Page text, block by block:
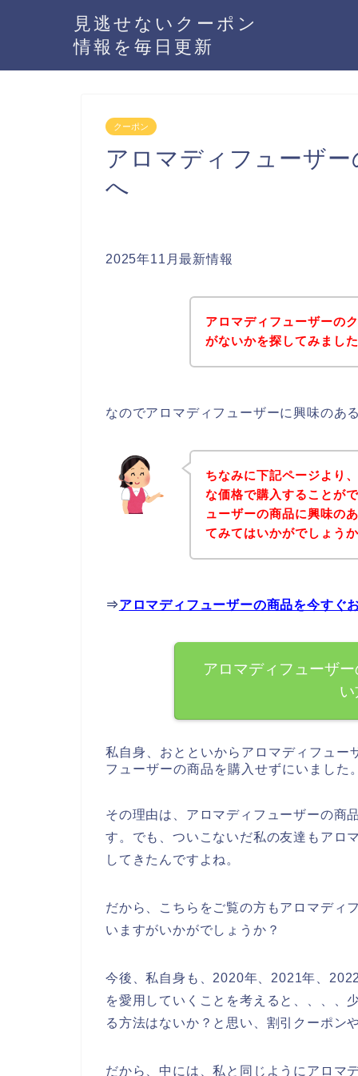
見逃せないクーポン
情報を毎日更新
クーポン
アロマディフューザ
へ
2025年11月最新情報
アロマディフューザーの
がないかを探してみまし
なのでアロマディフューザーに興味のあ
ちなみに下記ページより
な価格で購入することが
ューザーの商品に興味の
てみてはいかがでしょう
⇒アロマディフューザーの商品を今すぐ
アロマディフューザ
私自身、おとといからアロマディフュ
フューザーの商品を購入せずにいました
その理由は、アロマディフューザーの商
す。でも、ついこないだ私の友達もアロ
してきたんですよね。
だから、こちらをご覧の方もアロマディ
いますがいかがでしょうか？
今後、私自身も、2020年、2021年、
を愛用していくことを考えると、、、、
る方法はないか？と思い、割引クーポン
だから、中には、私と同じようにアロマ